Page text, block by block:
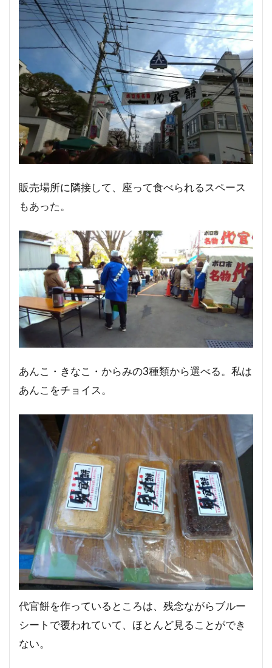
販売場所に隣接して、座って食べられるスペース
もあった。
あんこ・きなこ・からみの3種類から選べる。私は
あんこをチョイス。
代官餅を作っているところは、残念ながらブルー
シートで覆われていて、ほとんど見ることができ
ない。